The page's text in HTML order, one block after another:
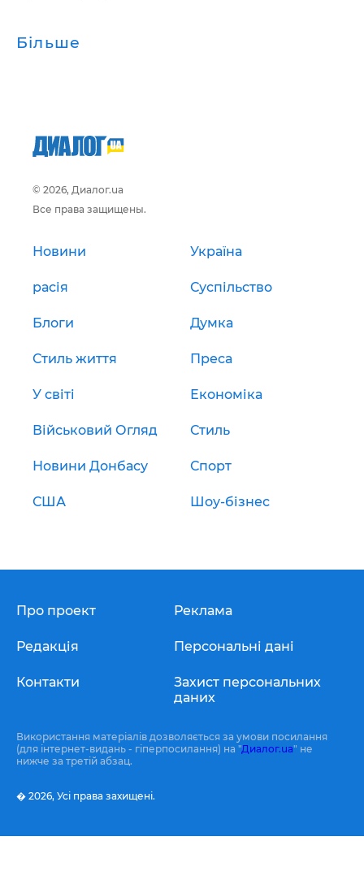
Більше
© 2026, Диалог.ua
Все права защищены.
Новини Україна
расія Суспільство
Блоги Думка
Стиль життя Преса
У світі Економіка
Військовий Огляд Стиль
Новини Донбасу Спорт
США Шоу-бізнес
Про проект
Редакція
Контакти
Реклама
Персональні дані
Захист персональних
даних
Використання матеріалів дозволяється за умови посилання
(для інтернет-видань - гіперпосилання) на "Диалог.ua" не
нижче за третій абзац.
� 2026, Усі права захищені.